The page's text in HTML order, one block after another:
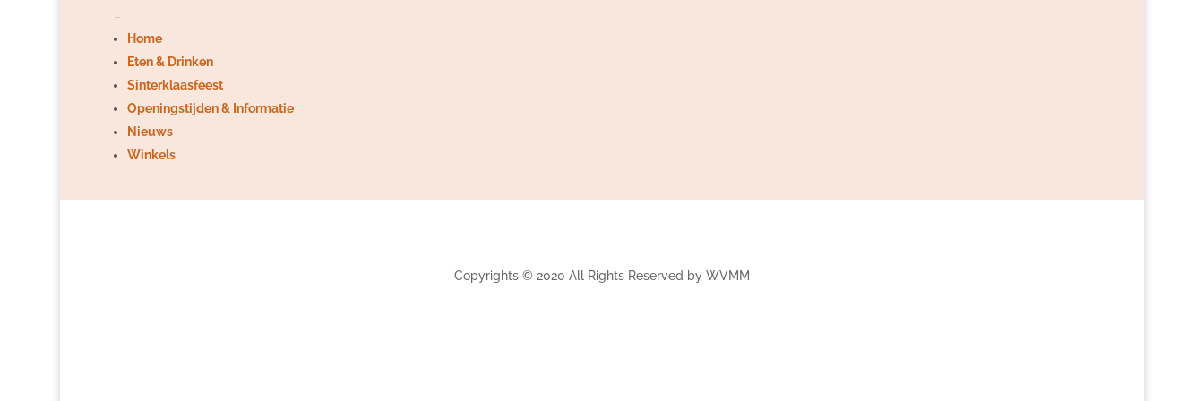
Home
Eten & Drinken
Sinterklaasfeest
Openingstijden & Informatie
Nieuws
Winkels
Copyrights © 2020 All Rights Reserved by WVMM